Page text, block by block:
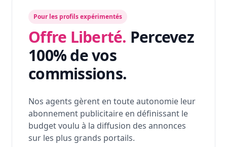
Pour les profils expérimentés
Offre Liberté. Percevez
100% de vos
commissions.
Nos agents gèrent en toute autonomie leur
abonnement publicitaire en définissant le
budget voulu à la diffusion des annonces
sur les plus grands portails.